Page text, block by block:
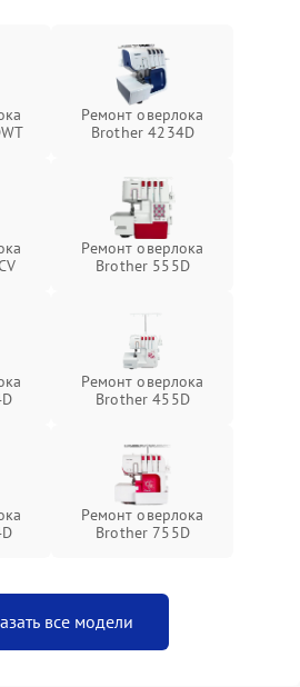
Ремонт оверлока
Brother 4234D
Ремонт оверлока
Brother 555D
Ремонт оверлока
Brother 455D
Ремонт оверлока
Brother 755D
все модели